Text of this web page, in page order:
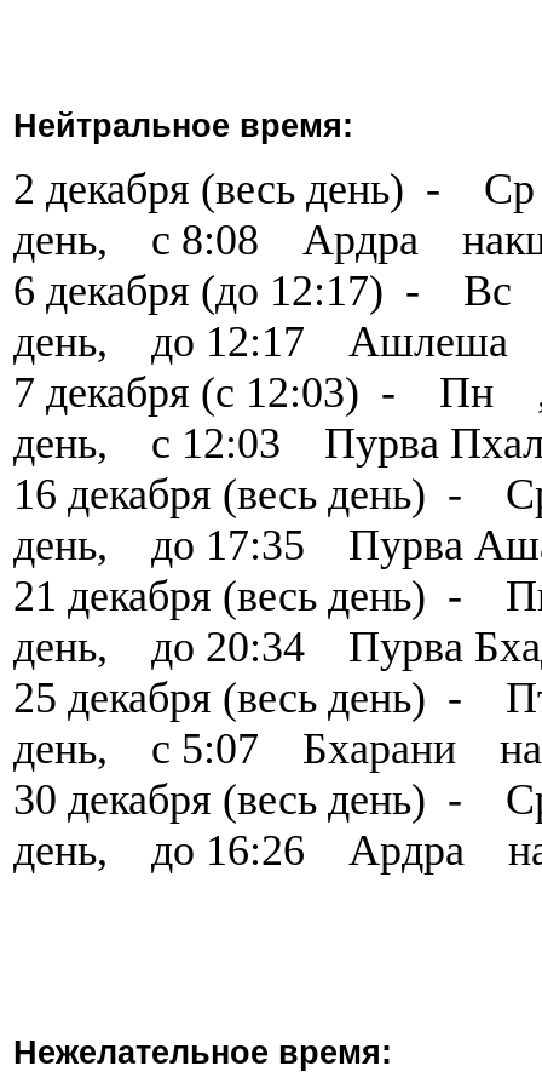
Нейтральное время:
2 декабря (весь день) -
день, с 8:08 Ардра
6 декабря (до 12:17) -
день, до 12:17 Ашлеша
7 декабря (с 12:03) -
день, с 12:03 Пурва
16 декабря (весь день)
день, до 17:35 Пурва
21 декабря (весь день)
день, до 20:34 Пурва
25 декабря (весь день)
день, с 5:07 Бхарани
30 декабря (весь день)
день, до 16:26 Ардра
Нежелательное время: